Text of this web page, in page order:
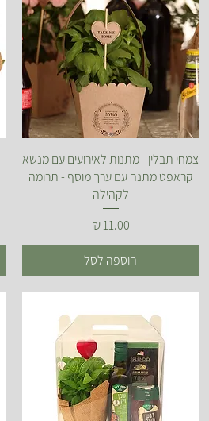
תצוגה מהירה
צמחי תבלין - מתנות לאירועים עם מנשא
קראפט מתנה עם ערך מוסף - תרומה
לקהילה
מחיר
הוספה לסל